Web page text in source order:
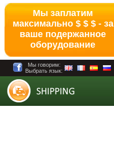
Мы заплатим
максимально $ $ $ - за
ваше подержанное
оборудование
Мы говорим:
Выбрать язык: